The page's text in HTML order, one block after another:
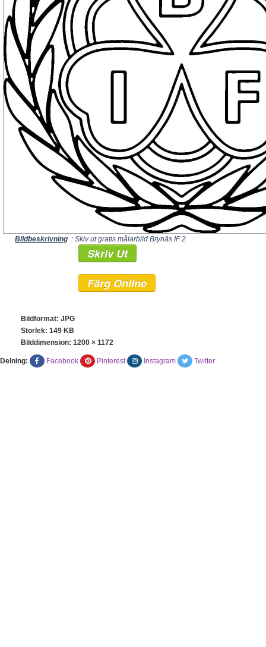
Bildbeskrivning : Skiv ut gratis målarbild Brynäs IF 2
Skriv Ut
Färg Online
Bildformat: JPG
Storlek: 149 KB
Bilddimension: 1200 × 1172
Delning: Facebook Pinterest Instagram Twitter